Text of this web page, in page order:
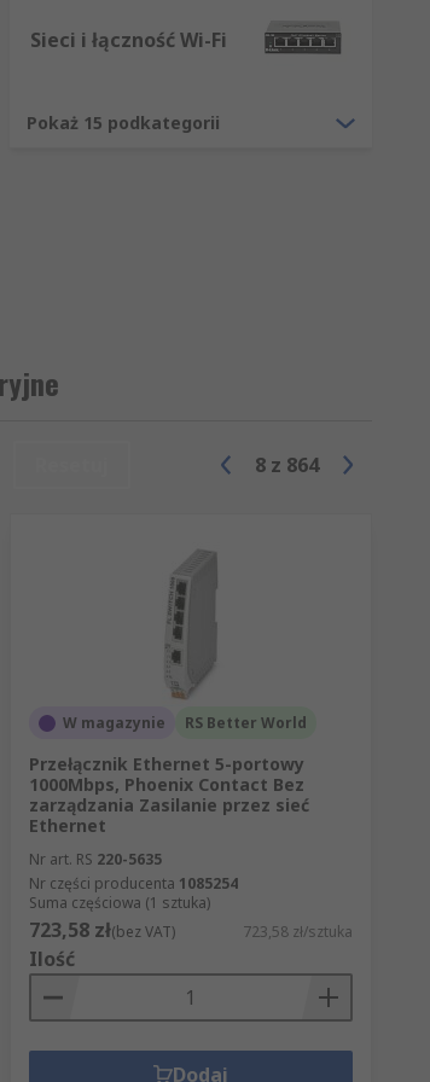
Sieci i łączność Wi-Fi
Pokaż 15 podkategorii
8 z 864
W magazynie RS Better World
Przełącznik Ethernet 5-portowy
1000Mbps, Phoenix Contact Bez
zarządzania Zasilanie przez sieć
Ethernet
Nr art. RS 220-5635
Nr części producenta 1085254
Suma częściowa (1 sztuka)
723,58 zł(bez VAT) 723,58 zł/sztuka
Ilość
Dodaj